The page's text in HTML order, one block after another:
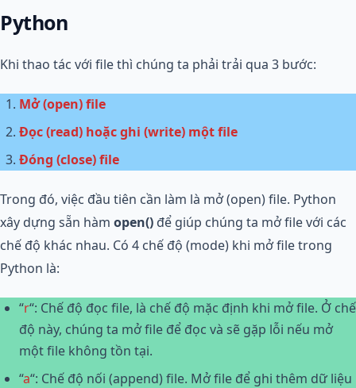
Python
Khi thao tác với file thì chúng ta phải trải qua 3 bước:
Mở (open) file
Đọc (read) hoặc ghi (write) một file
Đóng (close) file
Trong đó, việc đầu tiên cần làm là mở (open) file. Python
xây dựng sẵn hàm open() để giúp chúng ta mở file với các
chế độ khác nhau. Có 4 chế độ (mode) khi mở file trong
Python là:
“r“: Chế độ đọc file, là chế độ mặc định khi mở file. Ở chế
độ này, chúng ta mở file để đọc và sẽ gặp lỗi nếu mở
một file không tồn tại.
“a“: Chế độ nối (append) file. Mở file để ghi thêm dữ liệu